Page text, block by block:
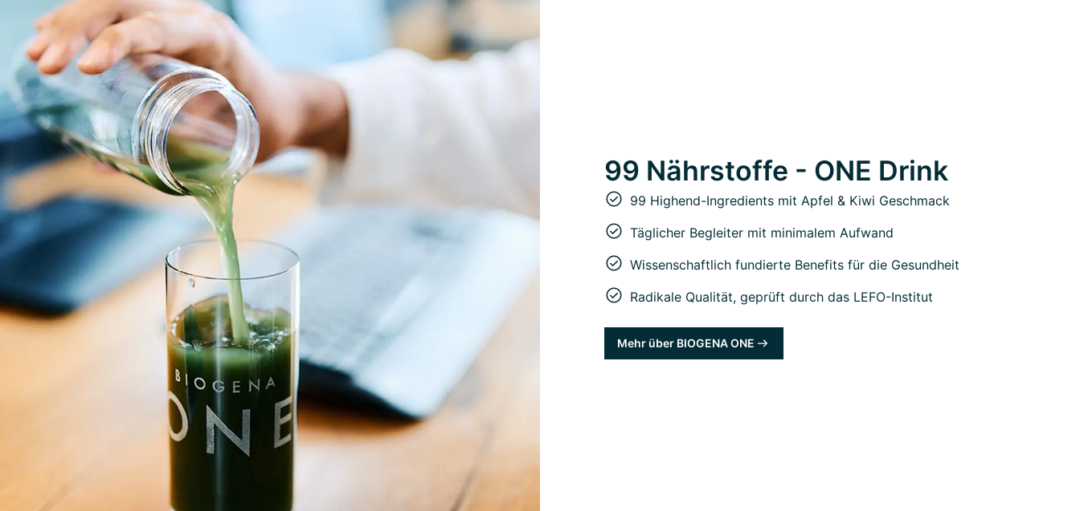
99 Nährstoffe - ONE Drink
99 Highend-Ingredients mit Apfel & Kiwi Geschmack
Täglicher Begleiter mit minimalem Aufwand
Wissenschaftlich fundierte Benefits für die Gesundheit
Radikale Qualität, geprüft durch das LEFO-Institut
Mehr über BIOGENA ONE